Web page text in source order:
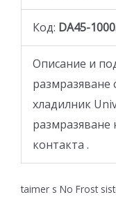
Код: DA45-
Описание и
размразяване
хладилник
размразяване
контакта .
taimer s No Frost